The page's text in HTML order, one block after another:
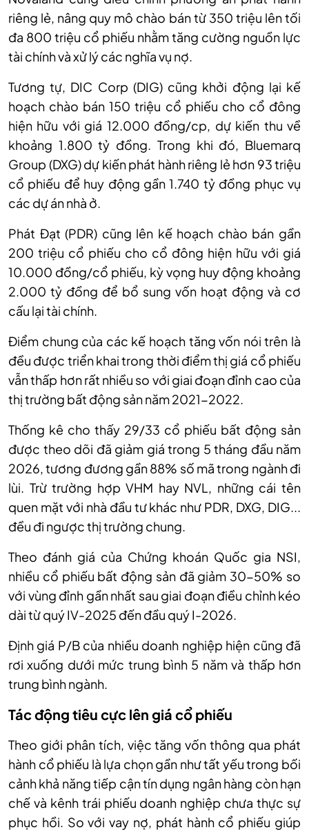
riêng lẻ, nâng quy mô chào bán từ 350 triệu lên tối
đa 800 triệu cổ phiếu nhằm tăng cường nguồn lực
tài chính và xử lý các nghĩa vụ nợ.
Tương tự, DIC Corp (DIG) cũng khởi động lại kế
hoạch chào bán 150 triệu cổ phiếu cho cổ đông
hiện hữu với giá 12.000 đồng/cp, dự kiến thu về
khoảng 1.800 tỷ đồng. Trong khi đó, Bluemarq
Group (DXG) dự kiến phát hành riêng lẻ hơn 93 triệu
cổ phiếu để huy động gần 1.740 tỷ đồng phục vụ
các dự án nhà ở.
Phát Đạt (PDR) cũng lên kế hoạch chào bán gần
200 triệu cổ phiếu cho cổ đông hiện hữu với giá
10.000 đồng/cổ phiếu, kỳ vọng huy động khoảng
2.000 tỷ đồng để bổ sung vốn hoạt động và cơ
cấu lại tài chính.
Điểm chung của các kế hoạch tăng vốn nói trên là
đều được triển khai trong thời điểm thị giá cổ phiếu
vẫn thấp hơn rất nhiều so với giai đoạn đỉnh cao của
thị trường bất động sản năm 2021-2022.
Thống kê cho thấy 29/33 cổ phiếu bất động sản
được theo dõi đã giảm giá trong 5 tháng đầu năm
2026, tương đương gần 88% số mã trong ngành đi
lùi. Trừ trường hợp VHM hay NVL, những cái tên
quen mặt với nhà đầu tư khác như PDR, DXG, DIG...
đều đi ngược thị trường chung.
Theo đánh giá của Chứng khoán Quốc gia NSI,
nhiều cổ phiếu bất động sản đã giảm 30-50% so
với vùng đỉnh gần nhất sau giai đoạn điều chỉnh kéo
dài từ quý IV-2025 đến đầu quý I-2026.
Định giá P/B của nhiều doanh nghiệp hiện cũng đã
rơi xuống dưới mức trung bình 5 năm và thấp hơn
trung bình ngành.
Tác động tiêu cực lên giá cổ phiếu
Theo giới phân tích, việc tăng vốn thông qua phát
hành cổ phiếu là lựa chọn gần như tất yếu trong bối
cảnh khả năng tiếp cận tín dụng ngân hàng còn hạn
chế và kênh trái phiếu doanh nghiệp chưa thực sự
phục hồi. So với vay nợ, phát hành cổ phiếu giúp